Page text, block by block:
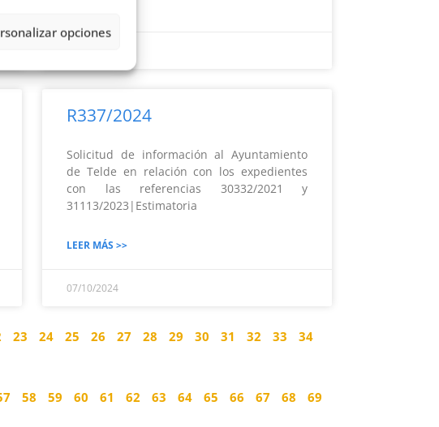
opciones
R337/2024
Solicitud de información al Ayuntamiento
de Telde en relación con los expedientes
con las referencias 30332/2021 y
31113/2023|Estimatoria
LEER MÁS >>
07/10/2024
23 24 25 26 27 28 29 30 31 32 33 34
58 59 60 61 62 63 64 65 66 67 68 69